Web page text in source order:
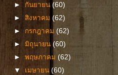
► กันยายน(60)
►สิงหาคม(62)
► กรกฎาคม (62)
►มิถุนายน(60)
►พฤษภาคม(62)
▼ เมษายน(60)